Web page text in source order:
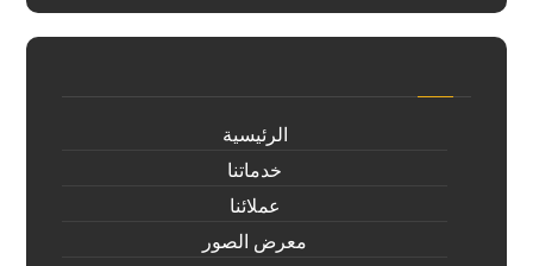
الرئيسية
خدماتنا
عملائنا
معرض الصور